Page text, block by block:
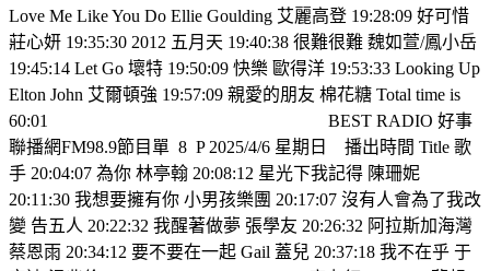
Love Me Like You Do Ellie Goulding 艾麗高登 19:28:09 好可惜
莊心妍 19:35:30 2012 五月天 19:40:38 很難很難 魏如萱/鳳小岳
19:45:14 Let Go 壞特 19:50:09 快樂 歐得洋 19:53:33 Looking Up
Elton John 艾爾頓強 19:57:09 親愛的朋友 棉花糖 Total time is
60:01
BEST RADIO 好事
聯播網FM98.9節目單 8 P 2025/4/6 星期日
播出時間 Title 歌
手 20:04:07 為你 林亭翰 20:08:12 星光下我記得 陳珊妮
20:11:30 我想要擁有你 小男孩樂團 20:17:07 沒有人會為了我改
變 告五人 20:22:32 我醒著做夢 張學友 20:26:32 阿拉斯加海灣
蔡恩雨 20:34:12 要不要在一起 Gail 蓋兒 20:37:18 我不在乎 于